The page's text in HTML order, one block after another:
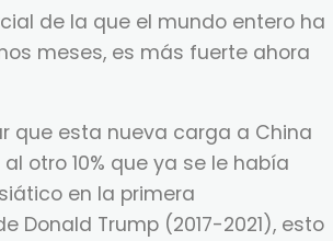
de la que el mundo entero ha
meses, es más fuerte ahora
que esta nueva carga a China
al otro 10% que ya se le había
en la primera
Donald Trump (2017-2021), esto